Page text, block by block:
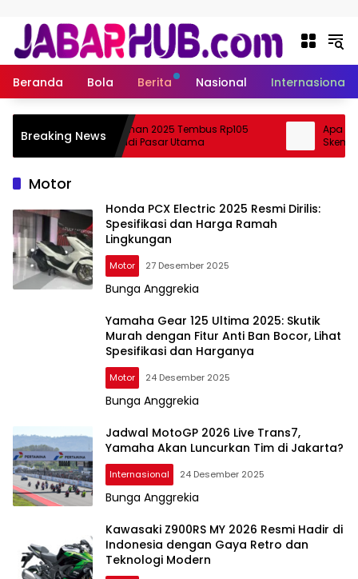
Beranda Bola Berita Nasional Internasional
Breaking News
Ekspor Perikanan 2025 Tembus Rp105
Triliun, AS Jadi Pasar Utama
Apa Itu
Skema
Motor
Honda PCX Electric 2025 Resmi Dirilis:
Spesifikasi dan Harga Ramah
Lingkungan
Motor 27 Desember 2025
Bunga Anggrekia
Yamaha Gear 125 Ultima 2025: Skutik
Murah dengan Fitur Anti Ban Bocor, Lihat
Spesifikasi dan Harganya
Motor 24 Desember 2025
Bunga Anggrekia
Jadwal MotoGP 2026 Live Trans7,
Yamaha Akan Luncurkan Tim di Jakarta?
Internasional 24 Desember 2025
Bunga Anggrekia
Kawasaki Z900RS MY 2026 Resmi Hadir di
Indonesia dengan Gaya Retro dan
Teknologi Modern